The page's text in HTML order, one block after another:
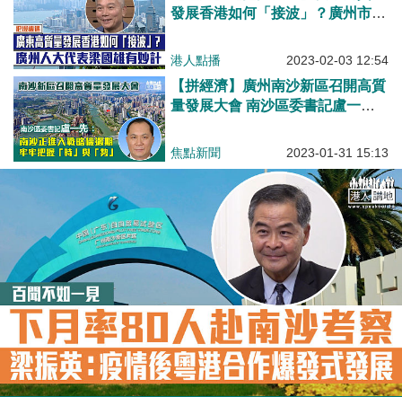
發展香港如何「接波」？廣州市人
大能量、南沙蓄勢待發、香港發揮
港人點播 2023-02-03 12:54
【拼經濟】廣州南沙新區召開高質
量發展大會 南沙區委書記盧一
把握「時」與「勢」
焦點新聞 2023-01-31 15:13